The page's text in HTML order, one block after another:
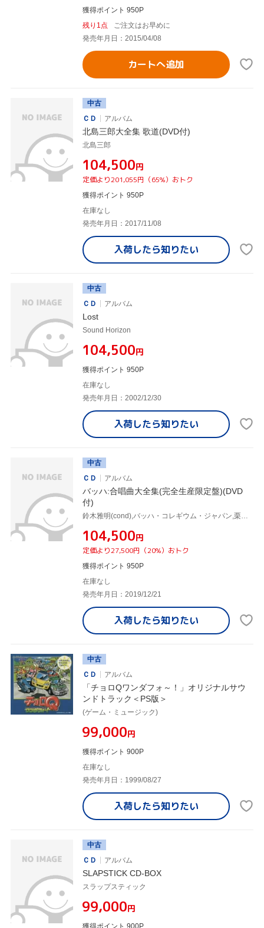
獲得ポイント 950P
残り1点
ご注文はお早めに
発売年月日：2015/04/08
カートへ追加
中古
ＣＤ
アルバム
北島三郎大全集 歌道(DVD付)
北島三郎
¥104,500円
定価より201,055円（65%）おトク
獲得ポイント 950P
在庫なし
発売年月日：2017/11/08
入荷したら知りたい
中古
ＣＤ
アルバム
Lost
Sound Horizon
¥104,500円
獲得ポイント 950P
在庫なし
発売年月日：2002/12/30
入荷したら知りたい
中古
ＣＤ
アルバム
バッハ:合唱曲大全集(完全生産限定盤)(DVD
付)
鈴木雅明(cond),バッハ・コレギウム・ジャパン,栗栖由美子(S),鈴木美登里(S),米良美一(CT),柳沢亜紀(S),太刀川昭(CT),櫻田亮(T)
¥104,500円
定価より27,500円（20%）おトク
獲得ポイント 950P
在庫なし
発売年月日：2019/12/21
入荷したら知りたい
中古
ＣＤ
アルバム
「チョロQワンダフォ～！」オリジナルサウ
ンドトラック＜PS版＞
(ゲーム・ミュージック)
¥99,000円
獲得ポイント 900P
在庫なし
発売年月日：1999/08/27
入荷したら知りたい
中古
ＣＤ
アルバム
SLAPSTICK CD-BOX
スラップスティック
¥99,000円
獲得ポイント 900P